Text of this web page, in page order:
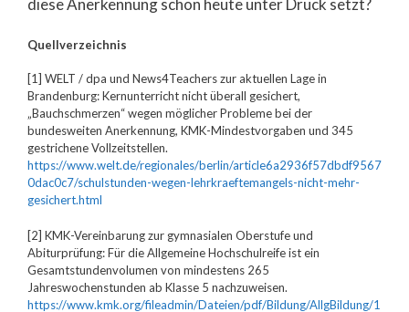
Quellverzeichnis
[1] WELT / dpa und News4Teachers zur aktuellen Lage in
Brandenburg: Kernunterricht nicht überall gesichert,
„Bauchschmerzen“ wegen möglicher Probleme bei der
bundesweiten Anerkennung, KMK-Mindestvorgaben und 345
gestrichene Vollzeitstellen.
https://www.welt.de/regionales/berlin/article6a2936f57dbdf9567
0dac0c7/schulstunden-wegen-lehrkraeftemangels-nicht-mehr-
gesichert.html
[2] KMK-Vereinbarung zur gymnasialen Oberstufe und
Abiturprüfung: Für die Allgemeine Hochschulreife ist ein
Gesamtstundenvolumen von mindestens 265
Jahreswochenstunden ab Klasse 5 nachzuweisen.
https://www.kmk.org/fileadmin/Dateien/pdf/Bildung/AllgBildung/1